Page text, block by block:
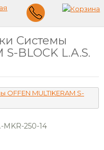
Системы
BLOCK L.A.S.
MKR-250-14